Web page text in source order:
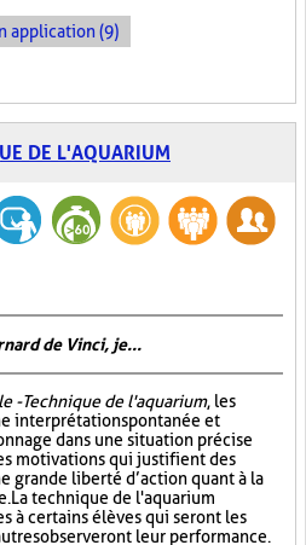
application (9)
DE L'AQUARIUM
de Vinci, je...
- Technique de l'aquarium, les
interprétation spontanée et
dans une situation précise
motivations qui justifient des
grande liberté d’action quant à la
La technique de l'aquarium
à certains élèves qui seront les
observeront leur performance.